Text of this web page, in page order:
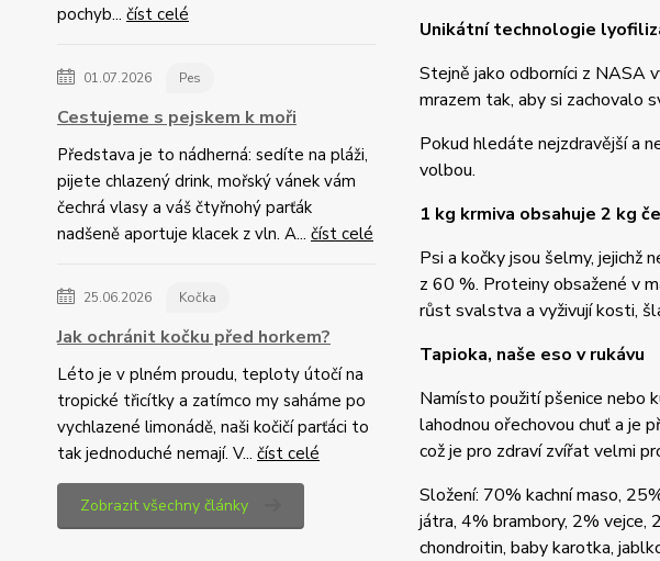
pochyb... číst celé
01.07.2026 Pes
Cestujeme s pejskem k moři
Představa je to nádherná: sedíte na pláži,
pijete chlazený drink, mořský vánek vám
čechrá vlasy a váš čtyřnohý parťák
nadšeně aportuje klacek z vln. A... číst celé
25.06.2026 Kočka
Jak ochránit kočku před horkem?
Léto je v plném proudu, teploty útočí na
tropické třicítky a zatímco my saháme po
vychlazené limonádě, naši kočičí parťáci to
tak jednoduché nemají. V... číst celé
Zobrazit všechny články
Unikátní technologie
Stejně jako odborníci z NASA
mrazem tak, aby si zachovalo
Pokud hledáte nejzdravější a
volbou.
1 kg krmiva obsahuje 2 kg
Psi a kočky jsou šelmy, jejichž
z 60 %. Proteiny obsažené v
růst svalstva a vyživují kosti,
Tapioka, naše eso v rukávu
Namísto použití pšenice nebo
lahodnou ořechovou chuť a je
což je pro zdraví zvířat velmi
Složení: 70% kachní maso,
játra, 4% brambory, 2% vejce,
chondroitin, baby karotka,